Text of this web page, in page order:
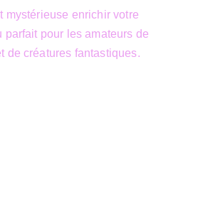
mystérieuse enrichir votre
pour les amateurs de
de créatures fantastiques.